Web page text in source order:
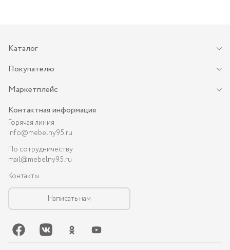
Каталог
Покупателю
Маркетплейс
Контактная информация
Горячая линия
info@mebelny95.ru
По сотрудничеству
mail@mebelny95.ru
Контакты
Написать нам